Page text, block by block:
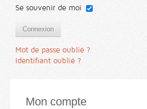
Se souvenir de moi
Connexion
Mot de passe oublié ?
Identifiant oublié ?
Mon compte